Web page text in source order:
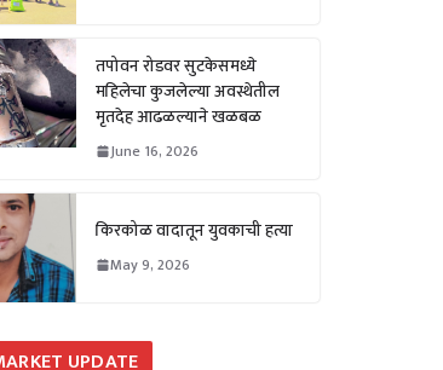
तपोवन रोडवर सुटकेसमध्ये
महिलेचा कुजलेल्या अवस्थेतील
मृतदेह आढळल्याने खळबळ
June 16, 2026
किरकोळ वादातून युवकाची हत्या
May 9, 2026
UPDATE